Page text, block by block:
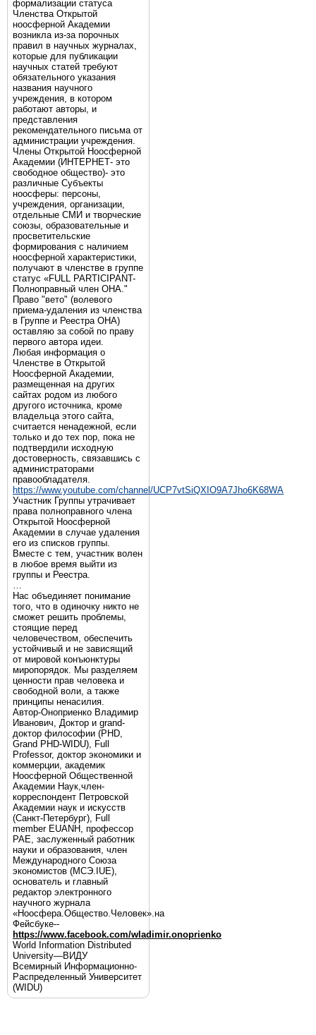
формализации статуса
Членства Открытой
ноосферной Академии
возникла из-за порочных
правил в научных журналах,
которые для публикации
научных статей требуют
обязательного указания
названия научного
учреждения, в котором
работают авторы, и
представления
рекомендательного письма от
администрации учреждения.
Члены Открытой Ноосферной
Академии (ИНТЕРНЕТ- это
свободное общество)- это
различные Субъекты
ноосферы: персоны,
учреждения, организации,
отдельные СМИ и творческие
союзы, образовательные и
просветительские
формирования с наличием
ноосферной характеристики,
получают в членстве в группе
статус «FULL PARTICIPANT-
Полноправный член ОНА."
Право "вето" (волевого
приема-удаления из членства
в Группе и Реестра ОНА)
оставляю за собой по праву
первого автора идеи.
Любая информация о
Членстве в Открытой
Ноосферной Академии,
размещенная на других
сайтах родом из любого
другого источника, кроме
владельца этого сайта,
считается ненадежной, если
только и до тех пор, пока не
подтвердили исходную
достоверность, связавшись с
администраторами
правообладателя.
https://www.youtube.com/channel/UCP7vtSiQXIO9A7Jho6K68WA
Участник Группы утрачивает
права полноправного члена
Открытой Ноосферной
Академии в случае удаления
его из списков группы.
Вместе с тем, участник волен
в любое время выйти из
группы и Реестра.
…
Нас объединяет понимание
того, что в одиночку никто не
сможет решить проблемы,
стоящие перед
человечеством, обеспечить
устойчивый и не зависящий
от мировой конъюнктуры
миропорядок. Мы разделяем
ценности прав человека и
свободной воли, а также
принципы ненасилия.
Автор-Оноприенко Владимир
Иванович, Доктор и grand-
доктор философии (PHD,
Grand PHD-WIDU), Full
Professor, доктор экономики и
коммерции, академик
Ноосферной Общественной
Академии Наук,член-
корреспондент Петровской
Академии наук и искусств
(Санкт-Петербург), Full
member EUANH, профессор
РАЕ, заслуженный работник
науки и образования, член
Международного Союза
экономистов (МСЭ.IUE),
основатель и главный
редактор электронного
научного журнала
«Ноосфера.Общество.Человек».на
Фейсбуке--
https://www.facebook.com/wladimir.onoprienko
World Information Distributed
University—ВИДУ
Всемирный Информационно-
Распределенный Университет
(WIDU)